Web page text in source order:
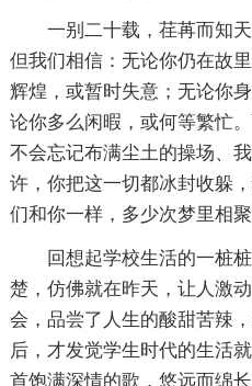
一别二十载，荏苒而知
但我们相信：无论你仍在故
辉煌，或暂时失意；无论你
论你多么闲暇，或何等繁忙
不会忘记布满尘土的操场、
许，你把这一切都冰封收躲
们和你一样，多少次梦里相
回想起学校生活的一桩
楚，仿佛就在昨天，让人激
会，品尝了人生的酸甜苦辣
后，才发觉学生时代的生活
首饱满深情的歌，悠远而绵